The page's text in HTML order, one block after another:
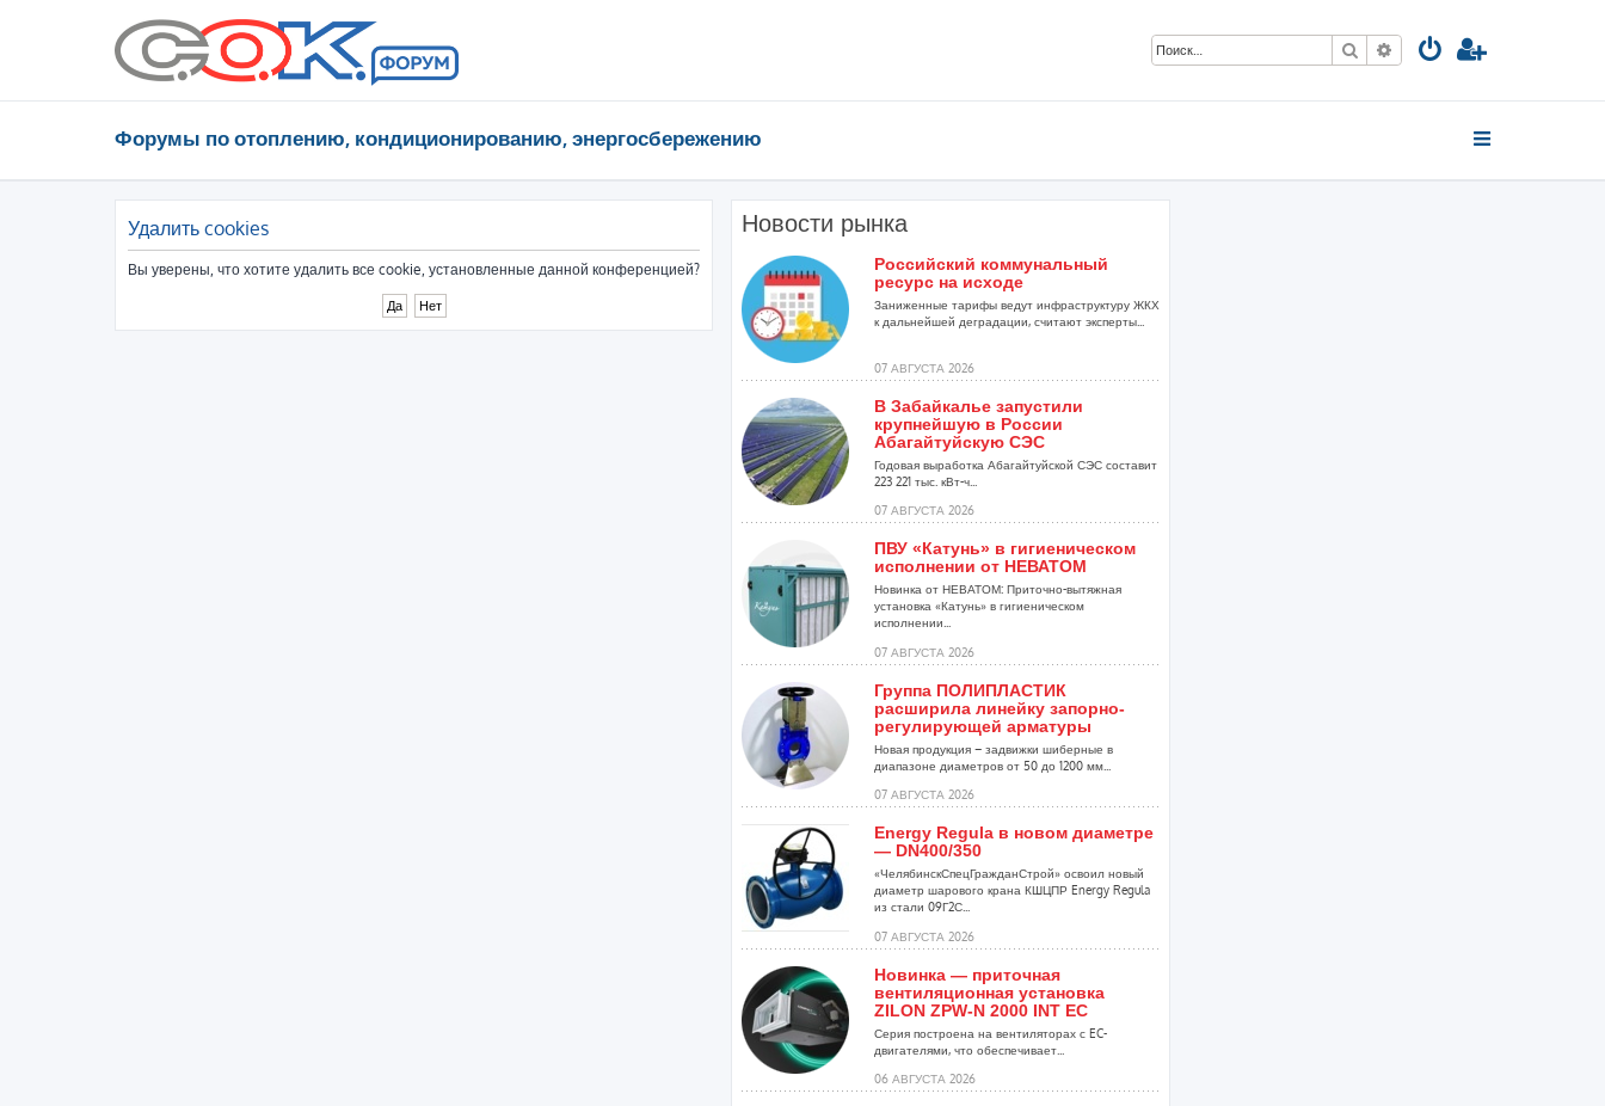
Поиск Расширенный поиск
Форумы по отоплению, кондиционированию, энергосбережению
Удалить cookies
Вы уверены, что хотите удалить все cookie, установленные данной конференцией?
Новости рынка
Российский коммунальный
ресурс на исходе
Заниженные тарифы ведут инфраструктуру ЖКХ
к дальнейшей деградации, считают эксперты...
07 АВГУСТА 2026
В Забайкалье запустили
крупнейшую в России
Абагайтуйскую СЭС
Годовая выработка Абагайтуйской СЭС составит
223 221 тыс. кВт-ч...
07 АВГУСТА 2026
ПВУ «Катунь» в гигиеническом
исполнении от НЕВАТОМ
Новинка от НЕВАТОМ: Приточно-вытяжная
установка «Катунь» в гигиеническом
исполнении...
07 АВГУСТА 2026
Группа ПОЛИПЛАСТИК
расширила линейку запорно-
регулирующей арматуры
Новая продукция – задвижки шиберные в
диапазоне диаметров от 50 до 1200 мм...
07 АВГУСТА 2026
Energy Regula в новом диаметре
— DN400/350
«ЧелябинскСпецГражданСтрой» освоил новый
диаметр шарового крана КШЦПР Energy Regula
из стали 09Г2С...
07 АВГУСТА 2026
Новинка — приточная
вентиляционная установка
ZILON ZPW-N 2000 INT EC
Серия построена на вентиляторах с EC-
двигателями, что обеспечивает...
06 АВГУСТА 2026